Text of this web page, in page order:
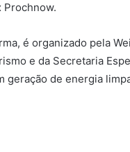
Prochnow.
é organizado pela
e da Secretaria
geração de energia